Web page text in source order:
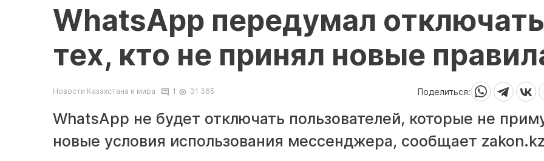
WhatsApp передумал отключать
тех, кто не принял новые
Новости Казахстана и мира 1 31 365 Поделиться:
WhatsApp не будет отключать пользователей, которые не
новые условия использования мессенджера, сообщает